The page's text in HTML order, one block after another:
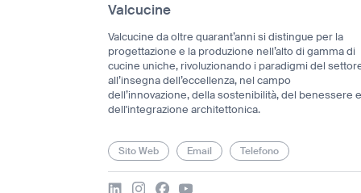
Valcucine
Valcucine da oltre quarant’anni si distingue per la
progettazione e la produzione nell’alto di gamma di
cucine uniche, rivoluzionando i paradigmi del
all’insegna dell’eccellenza, nel campo
dell’innovazione, della sostenibilità, del benessere e
dell'integrazione architettonica.
Sito Web Email Telefono